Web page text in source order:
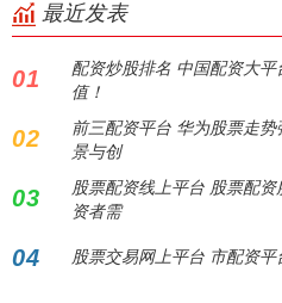
最近发表
01
配资炒股排名 中国配资大
值！
02
前三配资平台 华为股票走
景与创
03
股票配资线上平台 股票配
资者需
04 股票交易网上平台 市配资平